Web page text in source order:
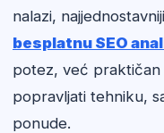
nalazi,
besplatnu SEO
potez, već praktičan
popravljati tehniku,
ponude.